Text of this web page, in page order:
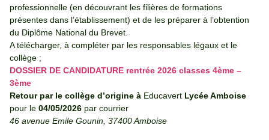
professionnelle (en découvrant les filières de formations
présentes dans l’établissement) et de les préparer à l’obtention
du Diplôme National du Brevet.
A télécharger, à compléter par les responsables légaux et le
collège ;
DOSSIER DE CANDIDATURE rentrée 2026 classes 4ème –
3ème
Retour par le collège d’origine à Educavert Lycée Amboise
pour le 04/05/2026 par courrier
46 avenue Emile Gounin, 37400 Amboise